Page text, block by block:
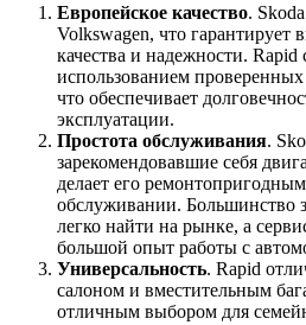
Европейское качество.
Volkswagen, что гарантирует
качества и надежности. Rapid
использованием
что обеспечивает
эксплуатации.
Простота обслуживания.
зарекомендовавшие себя
делает его
обслуживании. Большинство
легко найти на рынке, а
большой опыт работы с
Универсальность. Rapid
салоном и вместительным
отличным выбором для